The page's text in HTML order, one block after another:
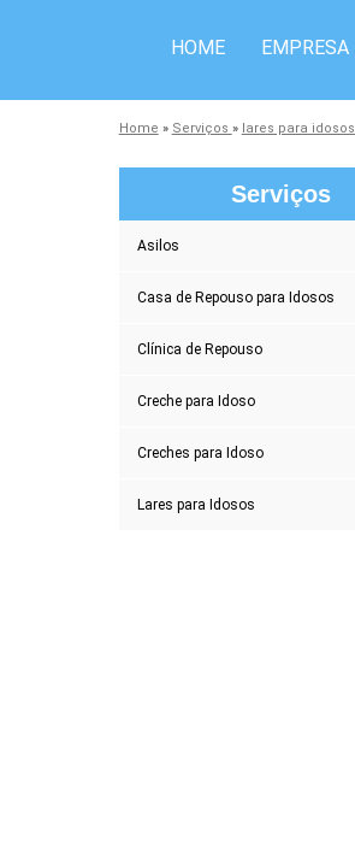
HOME EMPRESA
Home » Serviços » lares para idosos
Serviços
Asilos
Casa de Repouso para Idosos
Clínica de Repouso
Creche para Idoso
Creches para Idoso
Lares para Idosos